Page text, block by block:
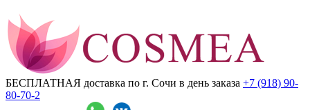
БЕСПЛАТНАЯ доставка по г. Сочи в день заказа +7 (918) 90-
80-70-2